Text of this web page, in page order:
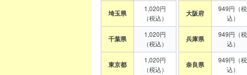
埼玉県
1,020円
（税込）
千葉県
1,020円
（税込）
東京都
1,020円
（税込）
大阪府
949円（税
込）
兵庫県
949円（税
込）
奈良県
949円（税
込）